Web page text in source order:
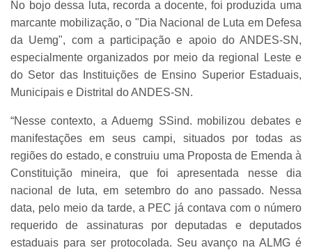
No bojo dessa luta, recorda a docente, foi produzida uma
marcante mobilização, o "Dia Nacional de Luta em Defesa
da Uemg", com a participação e apoio do ANDES-SN,
especialmente organizados por meio da regional Leste e
do Setor das Instituições de Ensino Superior Estaduais,
Municipais e Distrital do ANDES-SN.
“Nesse contexto, a Aduemg SSind. mobilizou debates e
manifestações em seus campi, situados por todas as
regiões do estado, e construiu uma Proposta de Emenda à
Constituição mineira, que foi apresentada nesse dia
nacional de luta, em setembro do ano passado. Nessa
data, pelo meio da tarde, a PEC já contava com o número
requerido de assinaturas por deputadas e deputados
estaduais para ser protocolada. Seu avanço na ALMG é